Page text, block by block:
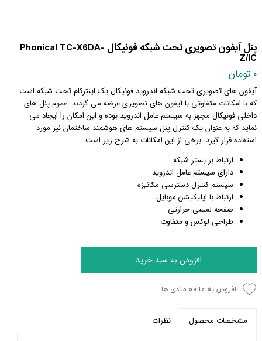
پنل آیفون تصویری تحت شبکه فونیکال Phonical TC-X6DA-
Z/IC
۰ تومان
آیفون های تصویری تحت شبکه اندروید فونیکال یک اینترکام تحت شبکه است
که با امکانات متفاوتی با آیفون های تصویری عرضه می گردند. عموم پنل های
داخلی فونیکال مجهز به سیستم عامل اندروید بوده و این امکان را ایجاد می
نماید که به عنوان یک کنترل پنل سیستم های هوشمند ساختمان نیز مورد
استفاده قرار گیرد. برخی از این امکانات به شرح زیر است:
ارتباط بر بستر شبکه
دارای سیستم عامل اندروید
سیستم کنترل دسترسی مکانیزه
ارتباط با اپلیکیشن موبایل
صفحه لمسی حرارتی
طراحی لوکس و متفاوت
افزودن به سبد خرید
افزودن به علاقه مندی ها
مشخصات محصول نظرات